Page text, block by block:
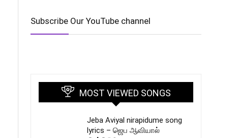
Subscribe Our YouTube channel
MOST VIEWED SONGS
Jeba Aviyal nirapidume song
lyrics – ஜெப ஆவியால்